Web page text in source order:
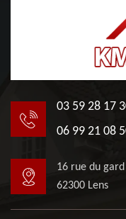
03 59 28 17
06 99 21 08
16 rue du gard
62300 Lens